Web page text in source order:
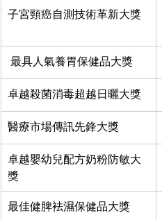
子宮頸癌自測技術革新大獎
最具人氣養胃保健品大獎
卓越殺菌消毒超越日曬大獎
醫療市場傳訊先鋒大獎
卓越嬰幼兒配方奶粉防敏大
獎
最佳健脾袪濕保健品大獎